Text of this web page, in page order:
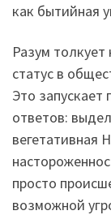
как бытийная
Разум
статус в
Это запускает
ответов:
вегетативная
просто
возможной